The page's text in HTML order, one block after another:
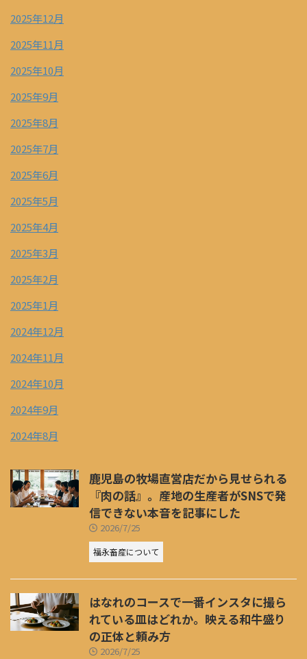
2025年12月
2025年11月
2025年10月
2025年9月
2025年8月
2025年7月
2025年6月
2025年5月
2025年4月
2025年3月
2025年2月
2025年1月
2024年12月
2024年11月
2024年10月
2024年9月
2024年8月
鹿児島の牧場直営店だから見せられる
『肉の話』。産地の生産者がSNSで発
信できない本音を記事にした
2026/7/25
福永畜産について
はなれのコースで一番インスタに撮ら
れている皿はどれか。映える和牛盛り
の正体と頼み方
2026/7/25